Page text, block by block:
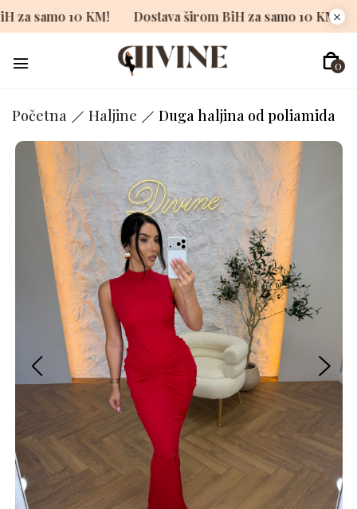
BiH za samo 10 KM! Dostava širom BiH za samo 10
0
Početna Haljine Duga haljina od poliamida